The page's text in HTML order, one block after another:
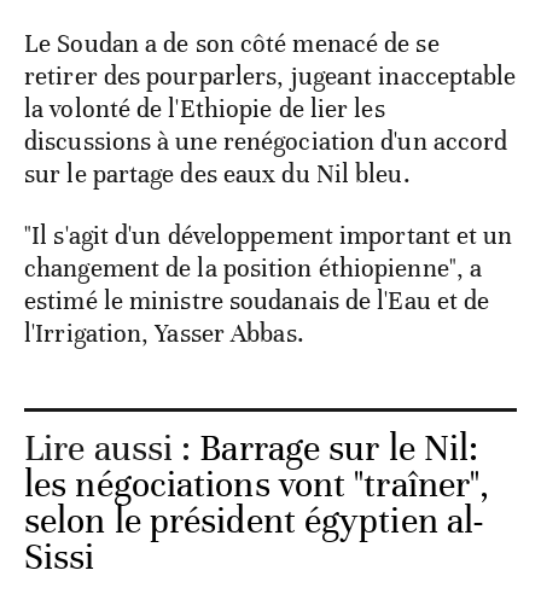
Le Soudan a de son côté menacé de se
retirer des pourparlers, jugeant inacceptable
la volonté de l'Ethiopie de lier les
discussions à une renégociation d'un accord
sur le partage des eaux du Nil bleu.
"Il s'agit d'un développement important et un
changement de la position éthiopienne", a
estimé le ministre soudanais de l'Eau et de
l'Irrigation, Yasser Abbas.
Lire aussi : Barrage sur le Nil:
les négociations vont "traîner",
selon le président égyptien al-
Sissi